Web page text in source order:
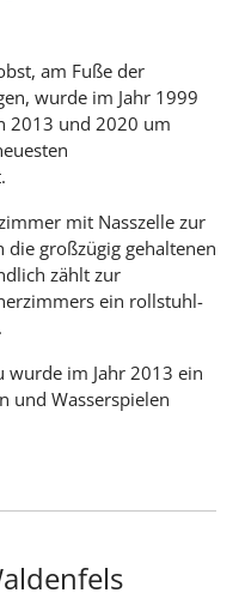
am Fuße der
wurde im Jahr 1999
2013 und 2020 um
mit Nasszelle zur
die großzügig gehaltenen
zählt zur
ein rollstuhl-
wurde im Jahr 2013 ein
und Wasserspielen